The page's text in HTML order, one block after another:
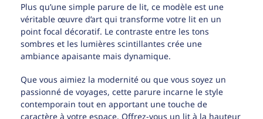
Plus qu’une simple parure de lit, ce modèle est une
véritable œuvre d’art qui transforme votre lit en un
point focal décoratif. Le contraste entre les tons
sombres et les lumières scintillantes crée une
ambiance apaisante mais dynamique.
Que vous aimiez la modernité ou que vous soyez un
passionné de voyages, cette parure incarne le style
contemporain tout en apportant une touche de
caractère à votre espace. Offrez-vous un lit à la hauteur